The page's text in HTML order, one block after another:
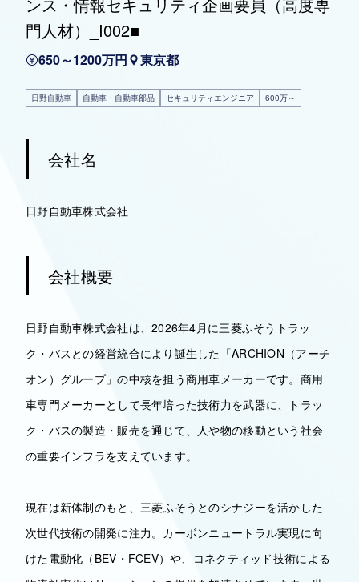
門人材）_I002■
650～1200万円 東京都
日野自動車 自動車・自動車部品 セキュリティエンジニア 600万～
会社名
日野自動車株式会社
会社概要
日野自動車株式会社は、2026年4月に三菱ふそうトラッ
ク・バスとの経営統合により誕生した「ARCHION（アーチ
オン）グループ」の中核を担う商用車メーカーです。商用
車専門メーカーとして長年培った技術力を武器に、トラッ
ク・バスの製造・販売を通じて、人や物の移動という社会
の重要インフラを支えています。
現在は新体制のもと、三菱ふそうとのシナジーを活かした
次世代技術の開発に注力。カーボンニュートラル実現に向
けた電動化（BEV・FCEV）や、コネクティッド技術による